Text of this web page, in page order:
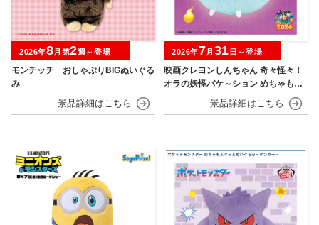
モンチッチ おしゃぶりBIGぬいぐる
み
2026年8月第2週～登場
映画クレヨンしんちゃん 奇々怪々！
オラの妖怪バケ～ション めちゃもふ
ぐっとぬいぐるみ シロ
2026年7月 31 日～登場